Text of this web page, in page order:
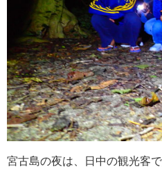
宮古島の夜は、日中の観光客